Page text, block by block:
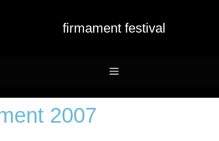
firmament festival
Menu
2007